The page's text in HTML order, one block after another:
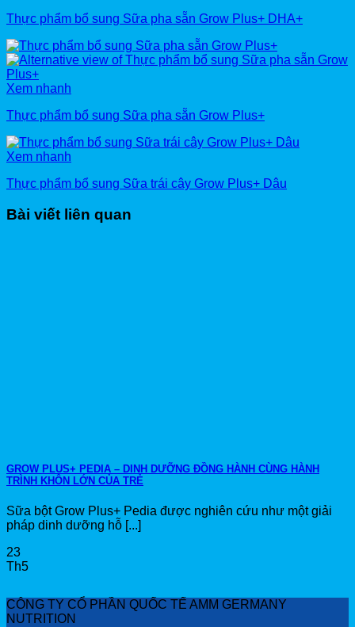
Thực phẩm bổ sung Sữa pha sẵn Grow Plus+ DHA+
Xem nhanh
Thực phẩm bổ sung Sữa pha sẵn Grow Plus+
Xem nhanh
Thực phẩm bổ sung Sữa trái cây Grow Plus+ Dâu
Bài viết liên quan
GROW PLUS+ PEDIA – DINH DƯỠNG ĐỒNG HÀNH CÙNG HÀNH
TRÌNH KHÔN LỚN CỦA TRẺ
Sữa bột Grow Plus+ Pedia được nghiên cứu như một giải
pháp dinh dưỡng hỗ [...]
23
Th5
CÔNG TY CỔ PHẦN QUỐC TẾ AMM GERMANY
NUTRITION